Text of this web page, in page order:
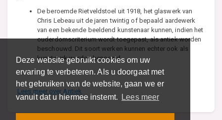
Deze website gebruikt cookies om uw
ervaring te verbeteren. Als u doorgaat met
het gebruiken van de website, gaan we er
vanuit dat u hiermee instemt.
Lees meer
De beroemde Rietveldstoel uit 1918, het glaswerk van
Chris Lebeau uit de jaren twintig of bepaald aardewerk
van een bekende beeldend kunstenaar kunnen, indien het
ouderdomscriterium wordt toegepast, als antiek worden
beschouwd. Dit soort werken kunnen echter ook als
kunstwerk worden benoemd.
Lees meer over Antiek